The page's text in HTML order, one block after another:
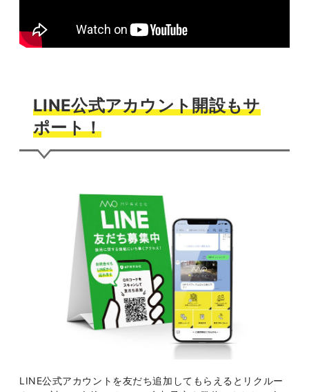
LINE公式アカウント開設もサ
ポート！
LINE公式アカウントを友だち追加してもらえるとリクルー